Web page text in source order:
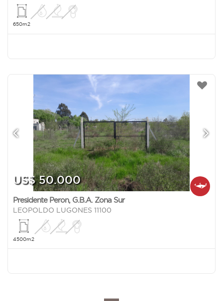
650m2
US$ 50.000
Presidente Peron, G.B.A. Zona Sur
LEOPOLDO LUGONES 11100
4500m2